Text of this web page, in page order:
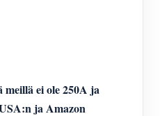
ei ole 250A ja
ja Amazon